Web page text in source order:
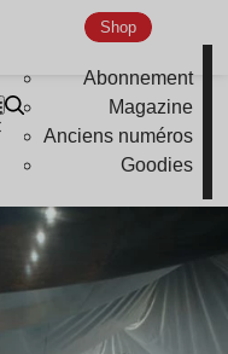
Shop
Abonnement
Magazine
Anciens numéros
Goodies